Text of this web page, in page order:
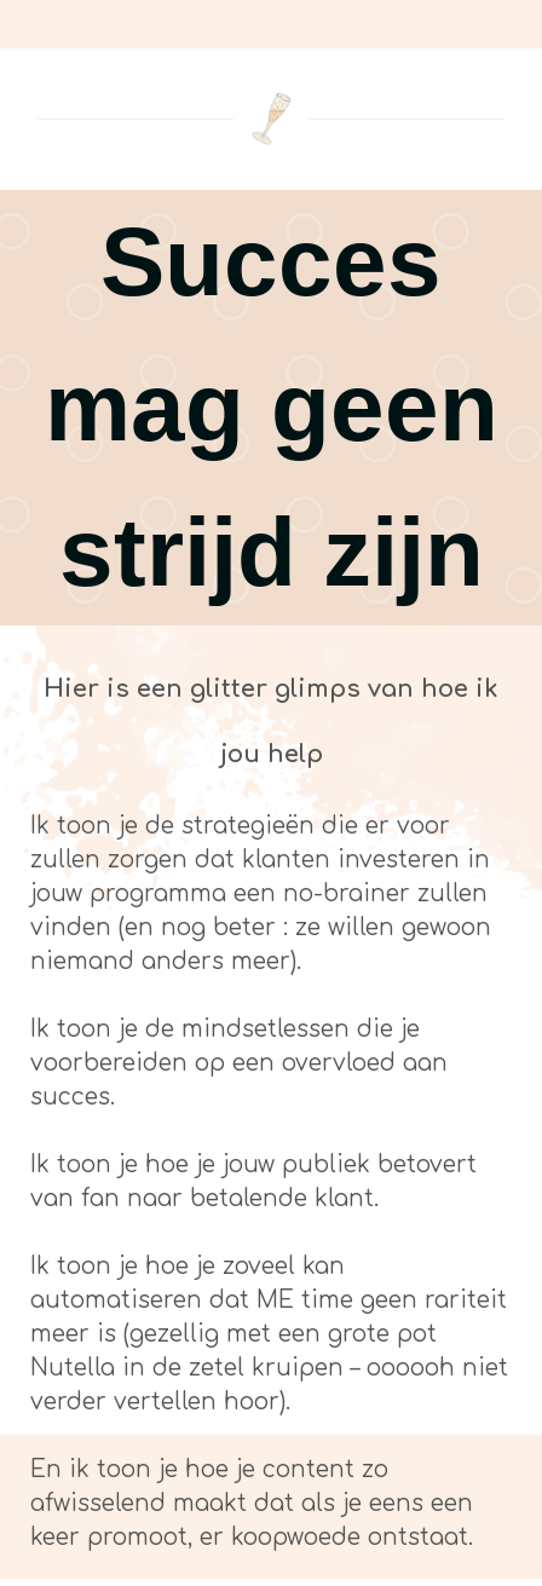
Succes
mag geen
strijd zijn
Hier is een glitter glimps van hoe ik
jou help
Ik toon je de strategieën die er voor
zullen zorgen dat klanten investeren in
jouw programma een no-brainer zullen
vinden (en nog beter : ze willen gewoon
niemand anders meer).
Ik toon je de mindsetlessen die je
voorbereiden op een overvloed aan
succes.
Ik toon je hoe je jouw publiek betovert
van fan naar betalende klant.
Ik toon je hoe je zoveel kan
automatiseren dat ME time geen rariteit
meer is (gezellig met een grote pot
Nutella in de zetel kruipen – oooooh niet
verder vertellen hoor).
En ik toon je hoe je content zo
afwisselend maakt dat als je eens een
keer promoot, er koopwoede ontstaat.